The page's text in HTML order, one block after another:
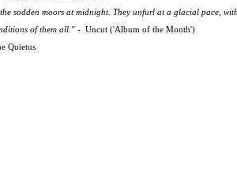
sodden moors at midnight. They unfurl at a glacial pace,
of them all." - Uncut ('Album of the Month')
Quietus